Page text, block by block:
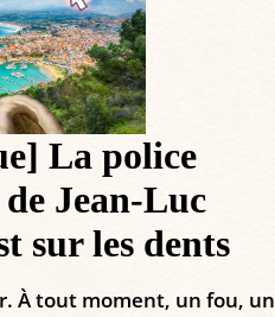
La police
Jean-Luc
sur les dents
À tout moment, un fou, un